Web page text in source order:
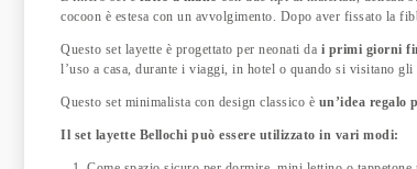
cocoon è estesa con un avvolgimento. Dopo aver fissato la
Questo set layette è progettato per neonati da i primi giorni
l’uso a casa, durante i viaggi, in hotel o quando si visitano
Questo set minimalista con design classico è un’idea regalo
Il set layette Bellochi può essere utilizzato in vari modi: